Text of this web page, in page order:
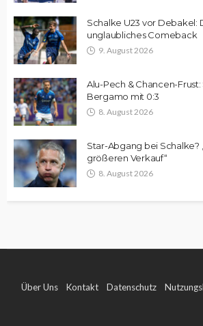
Schalke U23 vor Debakel:
unglaubliches Comeback
9. August 2026
Alu-Pech & Chancen-
Bergamo mit 0:3
8. August 2026
Star-Abgang bei Schalke?
größeren Verkauf“
8. August 2026
Über Uns Kontakt Datenschutz